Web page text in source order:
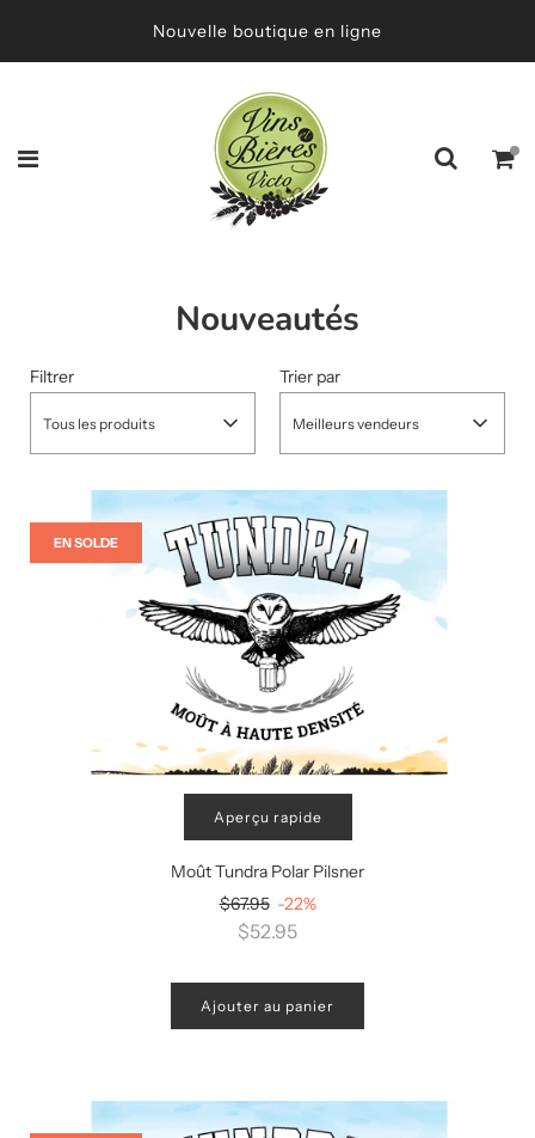
Nouvelle boutique en ligne
Nouveautés
Filtrer
Tous les produits
Trier par
Meilleurs vendeurs
Aperçu rapide
Moût Tundra Polar Pilsner
Prix
régulier
$67.95 -22%
$52.95
Ajouter au panier
EN SOLDE